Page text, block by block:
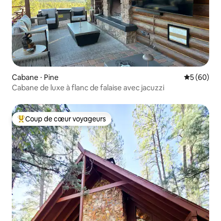
Cabane ⋅ Pine
5 (60)
Cabane de luxe à flanc de falaise avec jacuzzi
Coups de cœur voyageurs les plus appréciés
Coup de cœur voyageurs